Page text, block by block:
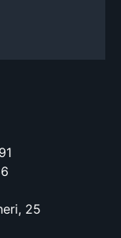
25